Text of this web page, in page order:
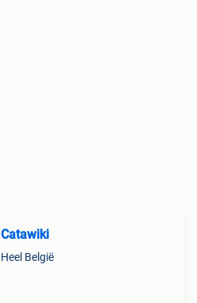
Catawiki
Heel België